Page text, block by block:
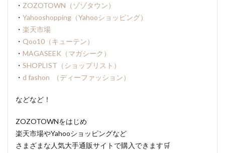
・ ZOZOTOWN（ゾゾタウン）
・ Yahooshopping（Yahooショッピング）
・ 楽天市場
・ Qoo10（キューテン）
・ MAGASEEK（マガシーク）
・ SHOPLIST（ショップリスト）
・ d fashon （ディーファッション）
などなど！
ZOZOTOWNをはじめ
楽天市場やYahooショッピングなど
さまざまな人気大手通販サイトで購入できます🛒